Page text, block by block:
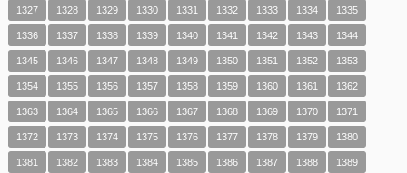
1327 1328 1329 1330 1331 1332 1333 1334 1335
1336 1337 1338 1339 1340 1341 1342 1343 1344
1345 1346 1347 1348 1349 1350 1351 1352 1353
1354 1355 1356 1357 1358 1359 1360 1361 1362
1363 1364 1365 1366 1367 1368 1369 1370 1371
1372 1373 1374 1375 1376 1377 1378 1379 1380
1381 1382 1383 1384 1385 1386 1387 1388 1389